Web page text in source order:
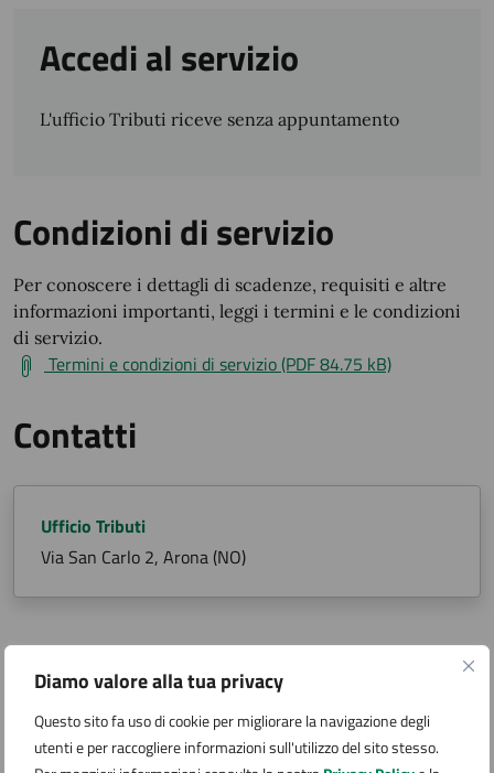
Diamo valore alla tua privacy
Questo sito fa uso di cookie per migliorare la navigazione degli
utenti e per raccogliere informazioni sull'utilizzo del sito stesso.
Accedi al servizio
L'ufficio Tributi riceve senza appuntamento
Condizioni di servizio
Per conoscere i dettagli di scadenze, requisiti e altre
informazioni importanti, leggi i termini e le condizioni
di servizio.
Termini e condizioni di servizio (PDF 84.75 kB)
Contatti
Ufficio Tributi
Via San Carlo 2, Arona (NO)
Argomenti:
Tassa sui servizi